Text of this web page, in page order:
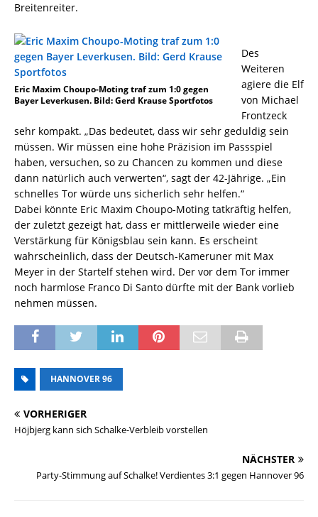
Breitenreiter.
Eric Maxim Choupo-Moting traf zum 1:0 gegen
Bayer Leverkusen. Bild: Gerd Krause Sportfotos
Des
Weiteren
agiere die Elf
von Michael
Frontzeck
sehr kompakt. „Das bedeutet, dass wir sehr geduldig sein
müssen. Wir müssen eine hohe Präzision im Passspiel
haben, versuchen, so zu Chancen zu kommen und diese
dann natürlich auch verwerten“, sagt der 42-Jährige. „Ein
schnelles Tor würde uns sicherlich sehr helfen.“
Dabei könnte Eric Maxim Choupo-Moting tatkräftig helfen,
der zuletzt gezeigt hat, dass er mittlerweile wieder eine
Verstärkung für Königsblau sein kann. Es erscheint
wahrscheinlich, dass der Deutsch-Kameruner mit Max
Meyer in der Startelf stehen wird. Der vor dem Tor immer
noch harmlose Franco Di Santo dürfte mit der Bank vorlieb
nehmen müssen.
HANNOVER 96
VORHERIGER
Höjbjerg kann sich Schalke-Verbleib vorstellen
NÄCHSTER
Party-Stimmung auf Schalke! Verdientes 3:1 gegen Hannover 96